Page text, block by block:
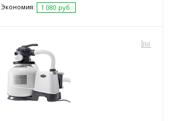
Экономия: 1 080 руб.